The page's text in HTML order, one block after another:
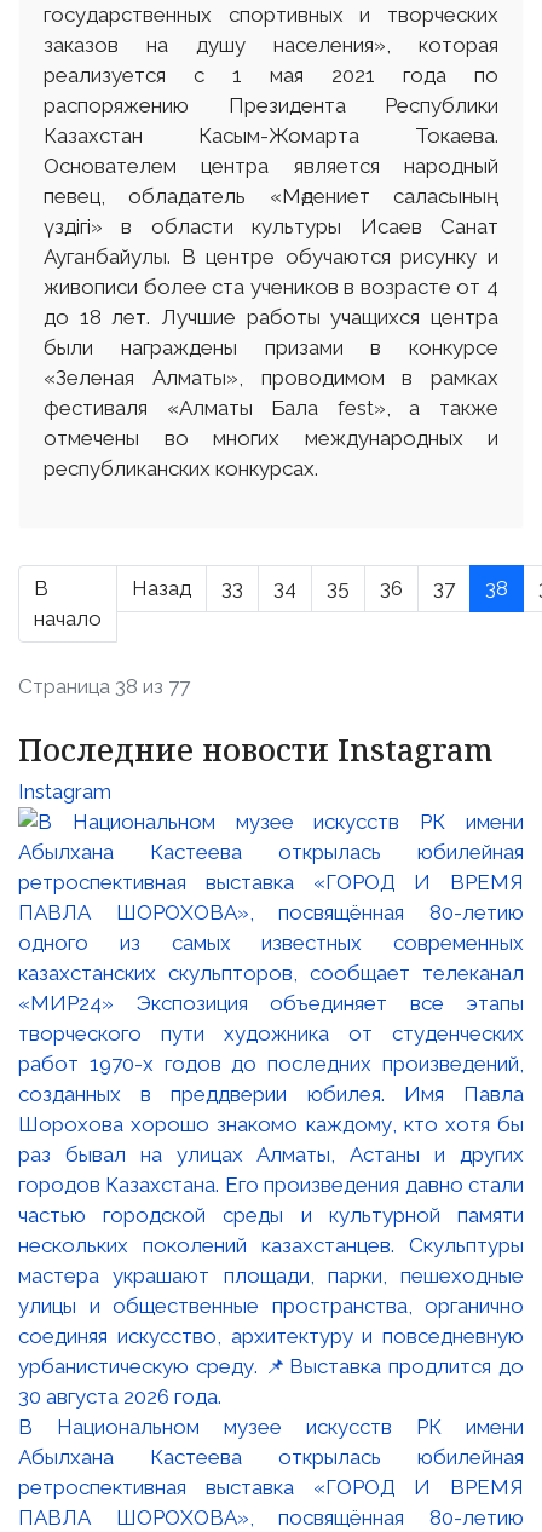
государственных спортивных и творческих
заказов на душу населения», которая
реализуется с 1 мая 2021 года по
распоряжению Президента Республики
Казахстан Касым-Жомарта Токаева.
Основателем центра является народный
певец, обладатель «Мәдениет саласының
үздігі» в области культуры Исаев Санат
Ауганбайулы. В центре обучаются рисунку и
живописи более ста учеников в возрасте от 4
до 18 лет. Лучшие работы учащихся центра
были награждены призами в конкурсе
«Зеленая Алматы», проводимом в рамках
фестиваля «Алматы Бала fest», а также
отмечены во многих международных и
республиканских конкурсах.
В
начало
Назад 33 34 35 36 37 38
Страница 38 из 77
Последние новости Instagram
Instagram
В Национальном музее искусств РК имени
Абылхана Кастеева открылась юбилейная
ретроспективная выставка «ГОРОД И ВРЕМЯ
ПАВЛА ШОРОХОВА», посвящённая 80-летию